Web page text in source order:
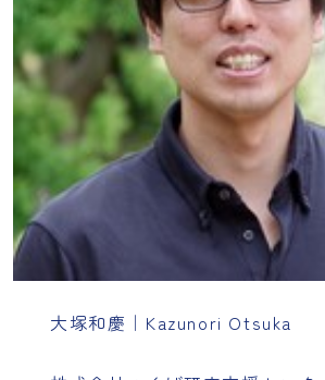
大塚和慶｜Kazunori Otsuka